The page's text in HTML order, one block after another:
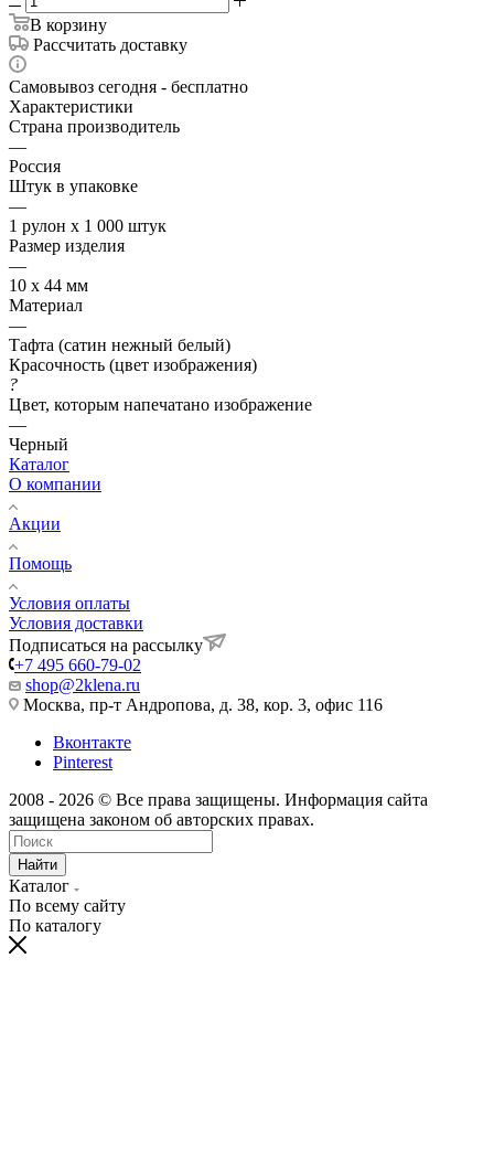
В корзину
Рассчитать доставку
Самовывоз сегодня - бесплатно
Характеристики
Страна производитель
—
Россия
Штук в упаковке
—
1 рулон х 1 000 штук
Размер изделия
—
10 х 44 мм
Материал
—
Тафта (сатин нежный белый)
Красочность (цвет изображения)
?
Цвет, которым напечатано изображение
—
Черный
Каталог
О компании
Акции
Помощь
Условия оплаты
Условия доставки
Подписаться на рассылку
+7 495 660-79-02
shop@2klena.ru
Москва, пр-т Андропова, д. 38, кор. 3, офис 116
Вконтакте
Pinterest
2008 - 2026 © Все права защищены. Информация сайта
защищена законом об авторских правах.
Найти
Каталог
По всему сайту
По каталогу